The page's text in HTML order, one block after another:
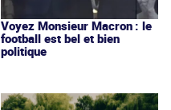
Voyez Monsieur Macron : le
football est bel et bien
politique